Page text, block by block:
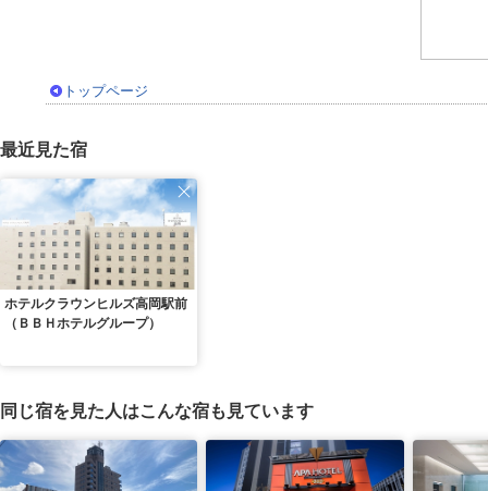
トップページ
最近見た宿
ホテルクラウンヒルズ高岡駅前
（ＢＢＨホテルグループ）
同じ宿を見た人はこんな宿も見ています